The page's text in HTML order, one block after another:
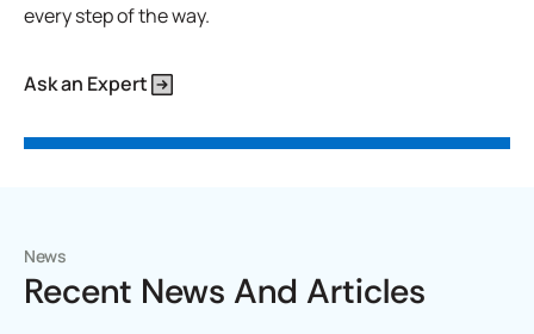
every step of the way.
Ask an Expert
News
Recent News And Articles